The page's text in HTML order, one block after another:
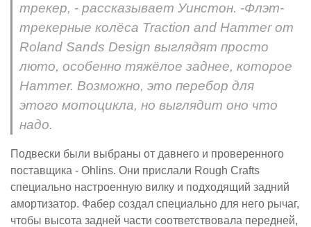
трекер, - рассказывает Уинстон. -Флэт-
трекерные колёса Traction and Hammer от
Roland Sands Design выглядят просто
люто, особенно тяжёлое заднее, которое
Hammer. Возможно, это перебор для
этого мотоцикла, но выглядит оно что
надо.
Подвески были выбраны от давнего и проверенного
поставщика - Ohlins. Они прислали Rough Crafts
специально настроенную вилку и подходящий задний
амортизатор. Фабер создал специально для него рычаг,
чтобы высота задней части соответствовала передней,